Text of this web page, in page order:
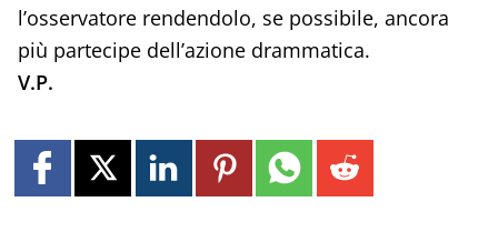
l’osservatore rendendolo, se possibile, ancora
più partecipe dell’azione drammatica.
V.P.